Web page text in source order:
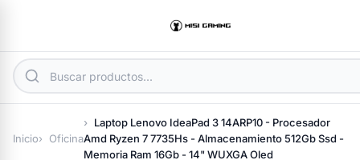
Inicio Oficina
Laptop Lenovo IdeaPad 3 14ARP10 - Procesador
Amd Ryzen 7 7735Hs - Almacenamiento 512Gb Ssd -
Memoria Ram 16Gb - 14" WUXGA Oled